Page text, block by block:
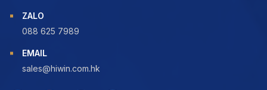
ZALO
088 625 7989
EMAIL
sales@hiwin.com.hk